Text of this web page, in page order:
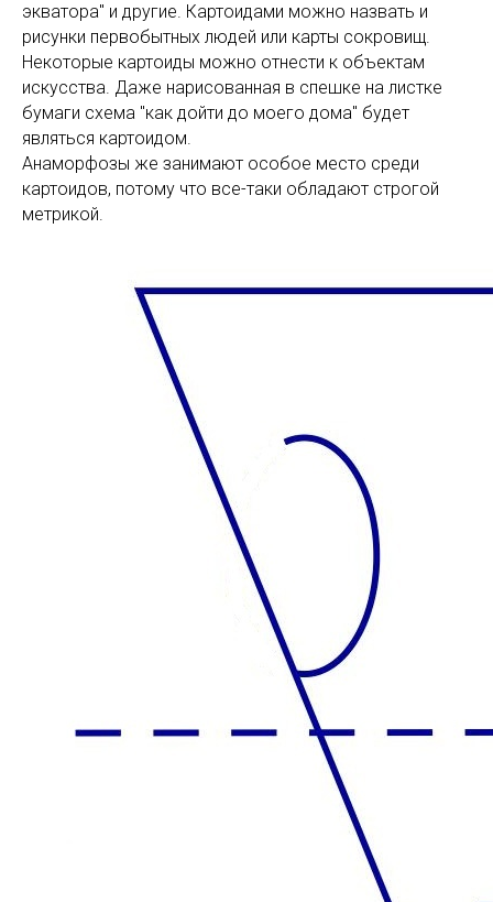
экватора" и другие. Картоидами можно назвать и
рисунки первобытных людей или карты сокровищ.
Некоторые картоиды можно отнести к объектам
искусства. Даже нарисованная в спешке на листке
бумаги схема "как дойти до моего дома" будет
являться картоидом.
Анаморфозы же занимают особое место среди
картоидов, потому что все-таки обладают строгой
метрикой.